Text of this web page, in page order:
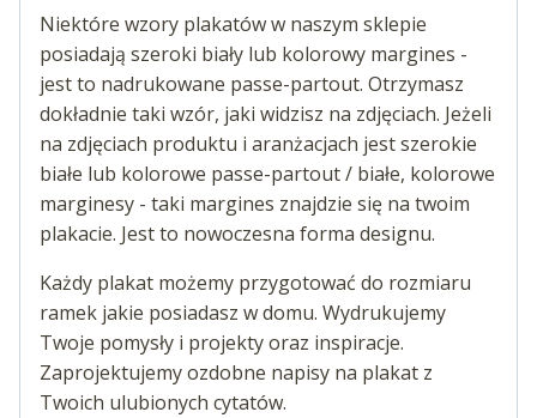
Niektóre wzory plakatów w naszym sklepie
posiadają szeroki biały lub kolorowy margines -
jest to nadrukowane passe-partout. Otrzymasz
dokładnie taki wzór, jaki widzisz na zdjęciach. Jeżeli
na zdjęciach produktu i aranżacjach jest szerokie
białe lub kolorowe passe-partout / białe, kolorowe
marginesy - taki margines znajdzie się na twoim
plakacie. Jest to nowoczesna forma designu.
Każdy plakat możemy przygotować do rozmiaru
ramek jakie posiadasz w domu. Wydrukujemy
Twoje pomysły i projekty oraz inspiracje.
Zaprojektujemy ozdobne napisy na plakat z
Twoich ulubionych cytatów.